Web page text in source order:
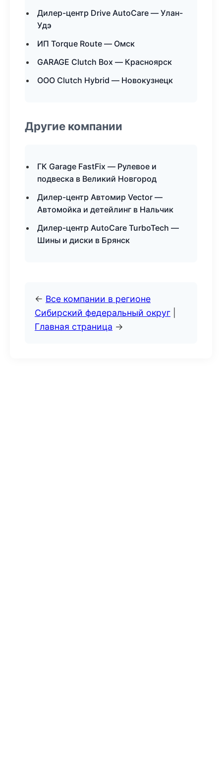
Дилер-центр Drive AutoCare — Улан-
Удэ
ИП Torque Route — Омск
GARAGE Clutch Box — Красноярск
ООО Clutch Hybrid — Новокузнецк
Другие компании
ГК Garage FastFix — Рулевое и
подвеска в Великий Новгород
Дилер-центр Автомир Vector —
Автомойка и детейлинг в Нальчик
Дилер-центр AutoCare TurboTech —
Шины и диски в Брянск
← Все компании в регионе
Сибирский федеральный округ
Главная страница →